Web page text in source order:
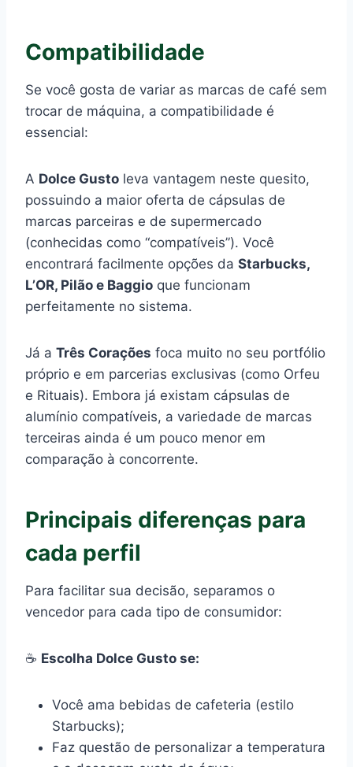
Compatibilidade
Se você gosta de variar as marcas de café sem
trocar de máquina, a compatibilidade é
essencial:
A Dolce Gusto leva vantagem neste quesito,
possuindo a maior oferta de cápsulas de
marcas parceiras e de supermercado
(conhecidas como “compatíveis”). Você
encontrará facilmente opções da Starbucks,
L’OR, Pilão e Baggio que funcionam
perfeitamente no sistema.
Já a Três Corações foca muito no seu portfólio
próprio e em parcerias exclusivas (como Orfeu
e Rituais). Embora já existam cápsulas de
alumínio compatíveis, a variedade de marcas
terceiras ainda é um pouco menor em
comparação à concorrente.
Principais diferenças para
cada perfil
Para facilitar sua decisão, separamos o
vencedor para cada tipo de consumidor:
☕ Escolha Dolce Gusto se:
Você ama bebidas de cafeteria (estilo
Starbucks);
Faz questão de personalizar a temperatura